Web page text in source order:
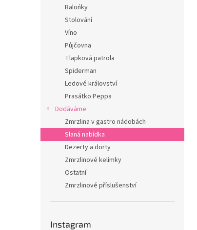
Balońky
Stolování
Víno
Půjčovna
Tlapková patrola
Spiderman
Ledové království
Prasátko Peppa
Dodáváme
Zmrzlina v gastro nádobách
Slaná nabídka
Dezerty a dorty
Zmrzlinové kelímky
Ostatní
Zmrzlinové příslušenství
Instagram